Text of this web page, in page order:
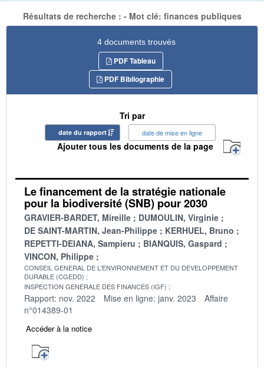
Résultats de recherche : - Mot clé: finances publiques
4 documents trouvés
PDF Tableau
PDF Bibliographie
Tri par
date du rapport date de mise en ligne
Ajouter tous les documents de la page
Le financement de la stratégie nationale
pour la biodiversité (SNB) pour 2030
GRAVIER-BARDET, Mireille
DUMOULIN, Virginie
DE SAINT-MARTIN, Jean-Philippe
KERHUEL, Bruno
REPETTI-DEIANA, Sampieru
BIANQUIS, Gaspard
VINCON, Philippe
CONSEIL GENERAL DE L'ENVIRONNEMENT ET DU DEVELOPPEMENT
DURABLE (CGEDD)
INSPECTION GENERALE DES FINANCES (IGF)
Rapport: nov. 2022 Mise en ligne: janv. 2023
Affaire
n°014389-01
Accéder à la notice